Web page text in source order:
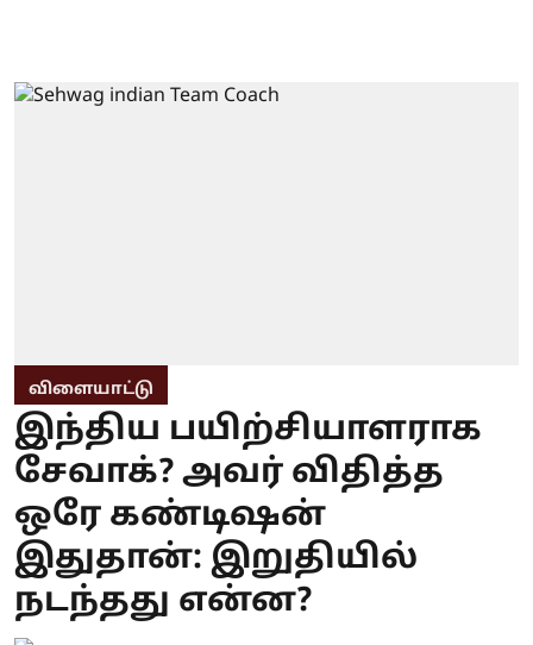
விளையாட்டு
இந்திய பயிற்சியாளராக
சேவாக்? அவர் விதித்த
ஒரே கண்டிஷன்
இதுதான்: இறுதியில்
நடந்தது என்ன?